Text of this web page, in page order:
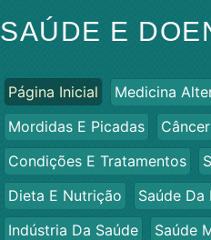
SAÚDE E
Página Inicial
Medicina
Mordidas E Picadas
Câncer
Condições E Tratamentos
Dieta E Nutrição
Saúde Da
Indústria Da Saúde
Saúde